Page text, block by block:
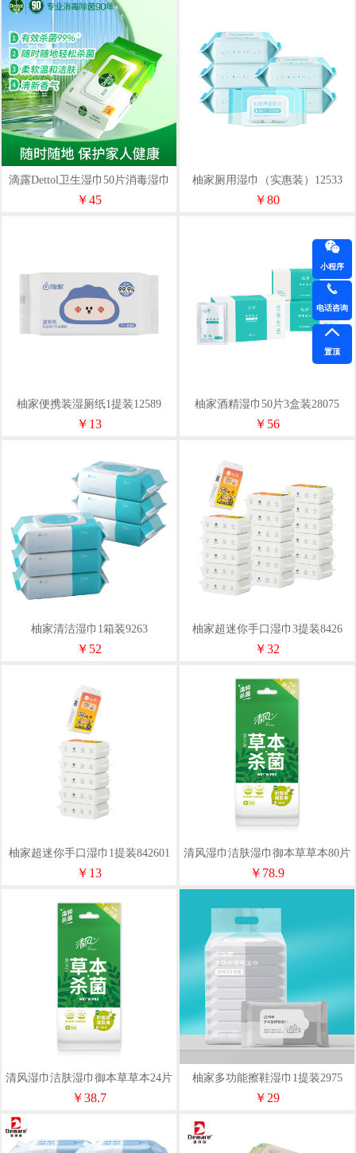
滴露Dettol卫生湿巾50片消毒湿巾
*2
￥45
柚家厕用湿巾（实惠装）12533
￥80
柚家便携装湿厕纸1提装12589
￥13
柚家酒精湿巾50片3盒装28075
￥56
柚家清洁湿巾1箱装9263
￥52
柚家超迷你手口湿巾3提装8426
￥32
柚家超迷你手口湿巾1提装842601
￥13
清风湿巾洁肤湿巾御本草草本80片
卫生温和无刺激（独立单片装）
￥78.9
清风湿巾洁肤湿巾御本草草本24片
卫生温和无刺激（独立单片装）
￥38.7
柚家多功能擦鞋湿巾1提装2975
￥29
小程序
电话咨询
置顶